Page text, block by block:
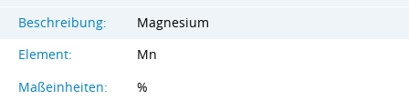
Beschreibung:
Magnesium
Element:
Mn
Maßeinheiten:
%